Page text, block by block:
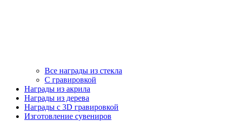
Все награды из стекла
С гравировкой
Награды из акрила
Награды из дерева
Награды с 3D гравировкой
Изготовление сувениров